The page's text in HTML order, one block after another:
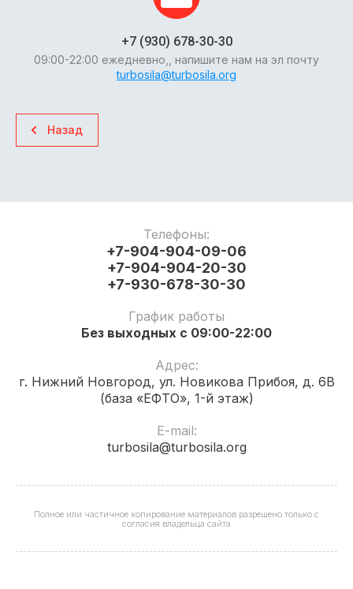
+7 (930) 678-30-30
09:00-22:00 ежедневно,, напишите нам на эл почту
turbosila@turbosila.org
Назад
Телефоны:
+7-904-904-09-06
+7-904-904-20-30
+7-930-678-30-30
График работы
Без выходных с 09:00-22:00
Адрес:
г. Нижний Новгород, ул. Новикова Прибоя, д. 6В
(база «ЕФТО», 1-й этаж)
E-mail:
turbosila@turbosila.org
Полное или частичное копирование материалов разрешено только с
согласия владельца сайта